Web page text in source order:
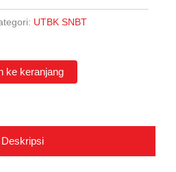
UTBK SNBT
ke keranjang
Deskripsi